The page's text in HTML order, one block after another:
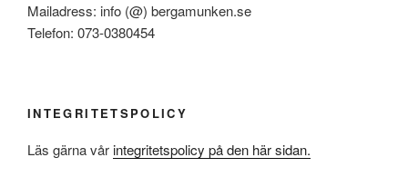
Mailadress: info (@) bergamunken.se
Telefon: 073-0380454
INTEGRITETSPOLICY
Läs gärna vårintegritetspolicy på den här sidan.